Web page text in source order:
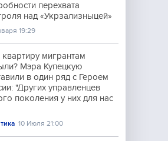
перехвата
над «Укрзализныцей»
19:29
мигрантам
Мэра Купецкую
в один ряд с Героем
"Других управленцев
поколения у них для нас
10 Июля 21:00